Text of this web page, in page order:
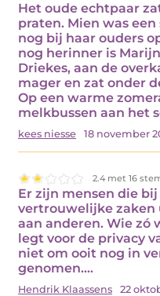
Het oude echtpaar
praten. Mien was
nog bij haar ouders
nog herinner is
Driekes, aan de
mager en zat onder
Op een warme
melkbussen aan het
kees niesse 18 november
2.4 met 16
Er zijn mensen die
vertrouwelijke zaken
aan anderen. Wie zó
legt voor de privacy
niet om ooit nog in
genomen.…
Hendrik Klaassens 22